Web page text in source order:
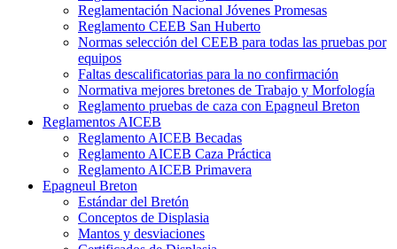
Reglamentación Nacional Jóvenes Promesas
Reglamento CEEB San Huberto
Normas selección del CEEB para todas las pruebas por
equipos
Faltas descalificatorias para la no confirmación
Normativa mejores bretones de Trabajo y Morfología
Reglamento pruebas de caza con Epagneul Breton
Reglamentos AICEB
Reglamento AICEB Becadas
Reglamento AICEB Caza Práctica
Reglamento AICEB Primavera
Epagneul Breton
Estándar del Bretón
Conceptos de Displasia
Mantos y desviaciones